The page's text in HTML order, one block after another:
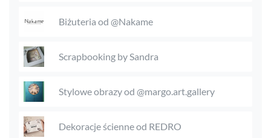
Biżuteria od @Nakame
Scrapbooking by Sandra
Stylowe obrazy od @margo.art.gallery
Dekoracje ścienne od REDRO